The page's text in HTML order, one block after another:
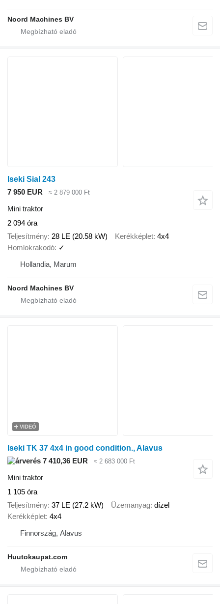
Noord Machines BV
Iseki Sial 243
7 950 EUR
≈ 2 879 000 Ft
Mini traktor
2 094 óra
Teljesítmény 28 LE (20.58 kW) Kerékképlet 4x4
Homlokrakodó ✓
Hollandia, Marum
Noord Machines BV
VIDEÓ
Iseki TK 37 4x4 in good condition., Alavus
7 410,36 EUR
≈ 2 683 000 Ft
Mini traktor
1 105 óra
Teljesítmény 37 LE (27.2 kW) Üzemanyag dízel
Kerékképlet 4x4
Finnország, Alavus
Huutokaupat.com